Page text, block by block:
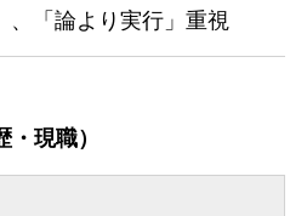
、「論より実行」重視
現職）